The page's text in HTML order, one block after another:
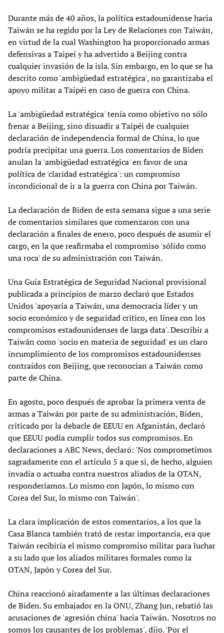
Durante más de 40 años, la política estadounidense hacia
Taiwán se ha regido por la Ley de Relaciones con Taiwán,
en virtud de la cual Washington ha proporcionado armas
defensivas a Taipei y ha advertido a Beijing contra
cualquier invasión de la isla. Sin embargo, en lo que se ha
descrito como 'ambigüedad estratégica', no garantizaba el
apoyo militar a Taipéi en caso de guerra con China.
La 'ambigüedad estratégica' tenía como objetivo no sólo
frenar a Beijing, sino disuadir a Taipéi de cualquier
declaración de independencia formal de China, lo que
podría precipitar una guerra. Los comentarios de Biden
anulan la 'ambigüedad estratégica' en favor de una
política de 'claridad estratégica': un compromiso
incondicional de ir a la guerra con China por Taiwán.
La declaración de Biden de esta semana sigue a una serie
de comentarios similares que comenzaron con una
declaración a finales de enero, poco después de asumir el
cargo, en la que reafirmaba el compromiso 'sólido como
una roca' de su administración con Taiwán.
Una Guía Estratégica de Seguridad Nacional provisional
publicada a principios de marzo declaró que Estados
Unidos 'apoyaría a Taiwán, una democracia líder y un
socio económico y de seguridad crítico, en línea con los
compromisos estadounidenses de larga data'. Describir a
Taiwán como 'socio en materia de seguridad' es un claro
incumplimiento de los compromisos estadounidenses
contraídos con Beijing, que reconocían a Taiwán como
parte de China.
En agosto, poco después de aprobar la primera venta de
armas a Taiwán por parte de su administración, Biden,
criticado por la debacle de EEUU en Afganistán, declaró
que EEUU podía cumplir todos sus compromisos. En
declaraciones a ABC News, declaró: 'Nos comprometimos
sagradamente con el artículo 5 a que si, de hecho, alguien
invadía o actuaba contra nuestros aliados de la OTAN,
responderíamos. Lo mismo con Japón, lo mismo con
Corea del Sur, lo mismo con Taiwán'.
La clara implicación de estos comentarios, a los que la
Casa Blanca también trató de restar importancia, era que
Taiwán recibiría el mismo compromiso militar para luchar
a su lado que los aliados militares formales como la
OTAN, Japón y Corea del Sur.
China reaccionó airadamente a las últimas declaraciones
de Biden. Su embajador en la ONU, Zhang Jun, rebatió las
acusaciones de 'agresión china' hacia Taiwán. 'Nosotros no
somos los causantes de los problemas', dijo. 'Por el